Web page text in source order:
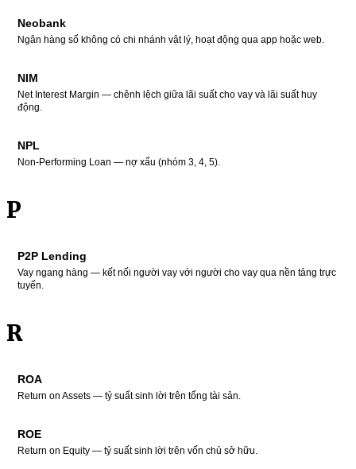
Neobank
Ngân hàng số không có chi nhánh vật lý, hoạt động qua app hoặc web.
NIM
Net Interest Margin — chênh lệch giữa lãi suất cho vay và lãi suất huy
động.
NPL
Non-Performing Loan — nợ xấu (nhóm 3, 4, 5).
P
P2P Lending
Vay ngang hàng — kết nối người vay với người cho vay qua nền tảng trực
tuyến.
R
ROA
Return on Assets — tỷ suất sinh lời trên tổng tài sản.
ROE
Return on Equity — tỷ suất sinh lời trên vốn chủ sở hữu.